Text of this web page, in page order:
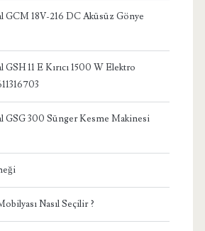
GCM 18V-216 DC Aküsüz Gönye
11 E Kırıcı 1500 W Elektro
GSG 300 Sünger Kesme Makinesi
Nasıl Seçilir ?